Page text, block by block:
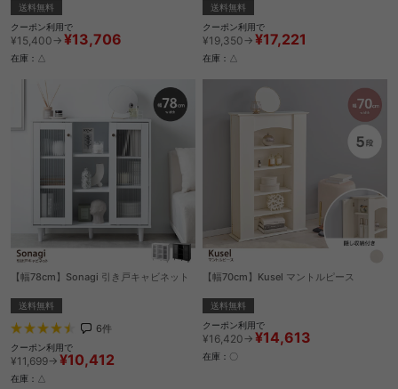
送料無料
クーポン利用で
¥15,400→ ¥13,706
在庫：△
送料無料
クーポン利用で
¥19,350→ ¥17,221
在庫：△
【幅78cm】Sonagi 引き戸キャビネット
送料無料
6件
クーポン利用で
¥11,699→ ¥10,412
在庫：△
【幅70cm】Kusel マントルピース
送料無料
クーポン利用で
¥16,420→ ¥14,613
在庫：〇